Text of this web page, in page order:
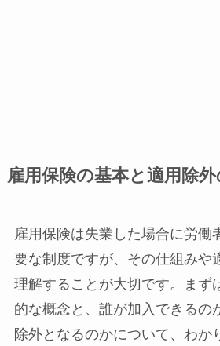
雇用保険の基本と適用除
雇用保険は失業した場合に労働
要な制度ですが、その仕組みや
理解することが大切です。まず
的な概念と、誰が加入できるの
除外となるのかについて、わか